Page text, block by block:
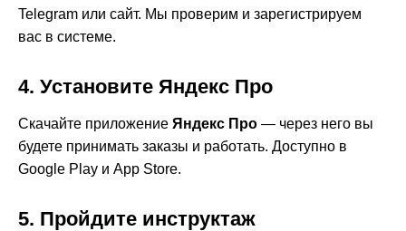
Telegram или сайт. Мы проверим и зарегистрируем
вас в системе.
4. Установите Яндекс Про
Скачайте приложение Яндекс Про — через него вы
будете принимать заказы и работать. Доступно в
Google Play и App Store.
5. Пройдите инструктаж